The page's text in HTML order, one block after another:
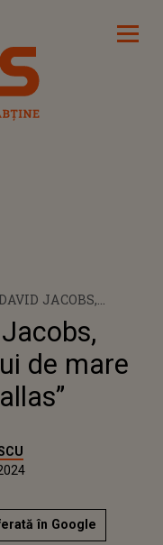
JACOBS,
SERIALULUI DE
„DALLAS”
de mare
în Google